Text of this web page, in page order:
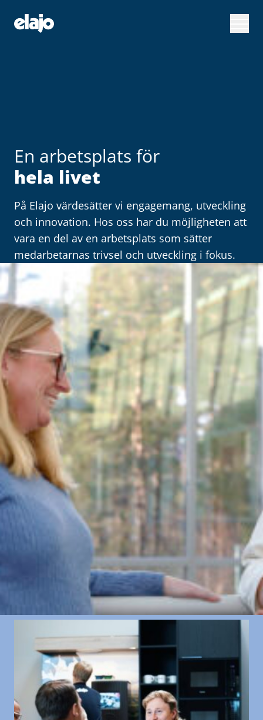
huvudinnehållet
En arbetsplats för
hela livet
På Elajo värdesätter vi engagemang, utveckling
och innovation. Hos oss har du möjligheten att
vara en del av en arbetsplats som sätter
medarbetarnas trivsel och utveckling i fokus.
Karriärmöjligheter
Hitta dinframtidhos oss
Vi söker alltid nya talanger som vill vara med och
bidra till vår framgång.
Är du redo att ta nästa steg i din karriär? Upptäck
våra lediga tjänster och ansök idag.
Lediga tjänster